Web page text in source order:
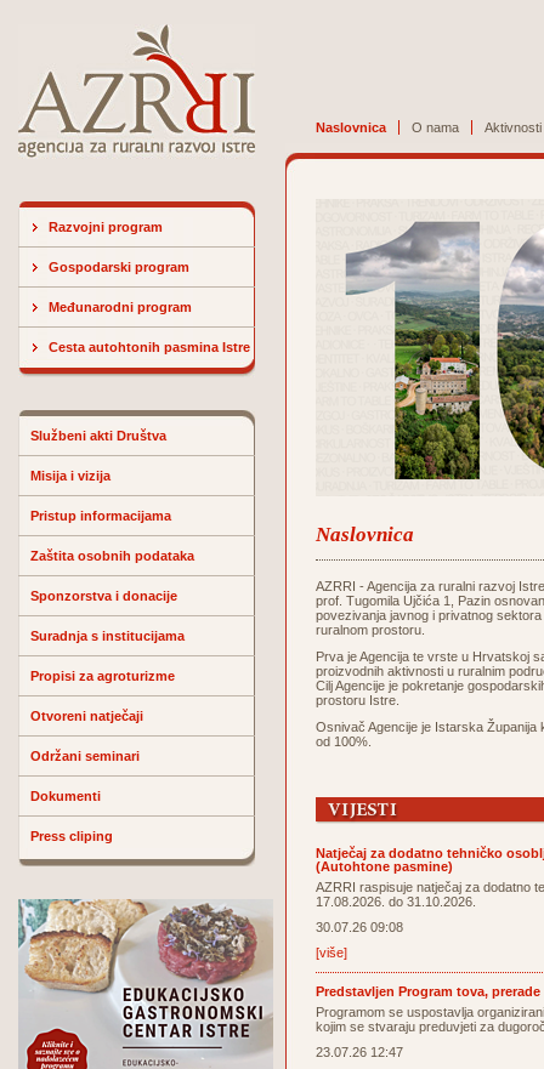
Naslovnica O nama Aktivnosti
Razvojni program
Gospodarski program
Međunarodni program
Cesta autohtonih pasmina Istre
Službeni akti Društva
Misija i vizija
Pristup informacijama
Zaštita osobnih podataka
Sponzorstva i donacije
Suradnja s institucijama
Propisi za agroturizme
Otvoreni natječaji
Održani seminari
Dokumenti
Press cliping
Naslovnica
AZRRI - Agencija za ruralni razvoj
prof. Tugomila Ujčića 1, Pazin
povezivanja javnog i privatnog
ruralnom prostoru.
Prva je Agencija te vrste u Hrvatskoj
proizvodnih aktivnosti u ruralnim
Cilj Agencije je pokretanje
prostoru Istre.
Osnivač Agencije je Istarska Županija
od 100%.
Natječaj za dodatno tehničko
(Autohtone pasmine)
AZRRI raspisuje natječaj za dodatno
17.08.2026. do 31.10.2026.
30.07.26 09:08
[više]
Predstavljen Program tova,
Programom se uspostavlja
kojim se stvaraju preduvjeti za
23.07.26 12:47